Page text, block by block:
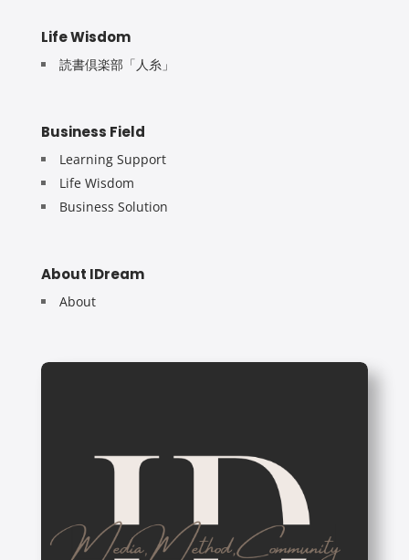
Life Wisdom
読書倶楽部「人糸」
Business Field
Learning Support
Life Wisdom
Business Solution
About IDream
About